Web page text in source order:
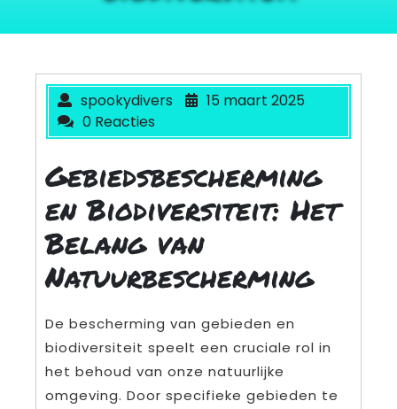
spookydivers
15 maart 2025
0 Reacties
Gebiedsbescherming
en Biodiversiteit: Het
Belang van
Natuurbescherming
De bescherming van gebieden en
biodiversiteit speelt een cruciale rol in
het behoud van onze natuurlijke
omgeving. Door specifieke gebieden te